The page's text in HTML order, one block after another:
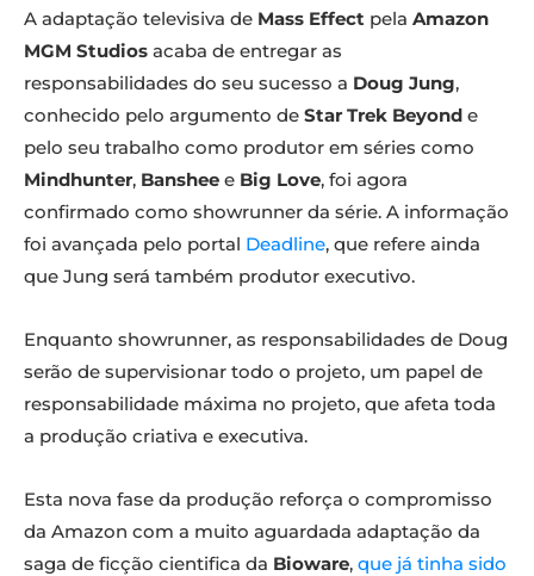
A adaptação televisiva de Mass Effect pela Amazon
MGM Studios acaba de entregar as
responsabilidades do seu sucesso a Doug Jung,
conhecido pelo argumento de Star Trek Beyond e
pelo seu trabalho como produtor em séries como
Mindhunter, Banshee e Big Love, foi agora
confirmado como showrunner da série. A informação
foi avançada pelo portal Deadline, que refere ainda
que Jung será também produtor executivo.
Enquanto showrunner, as responsabilidades de Doug
serão de supervisionar todo o projeto, um papel de
responsabilidade máxima no projeto, que afeta toda
a produção criativa e executiva.
Esta nova fase da produção reforça o compromisso
da Amazon com a muito aguardada adaptação da
saga de ficção cientifica da Bioware, que já tinha sido